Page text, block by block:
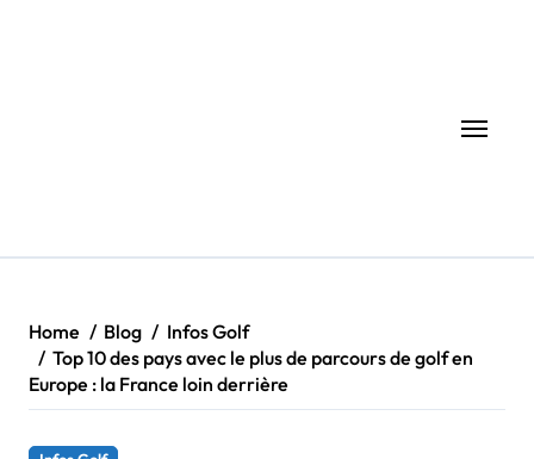
Home Blog
Infos Golf
Top 10 des pays avec le plus de parcours de golf en
Europe : la France loin derrière